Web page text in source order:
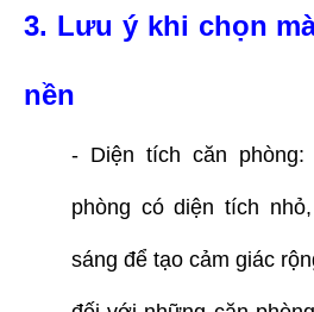
3. Lưu ý khi chọn
nền
- Diện tích căn
phòng có diện tích
sáng để tạo cảm giác